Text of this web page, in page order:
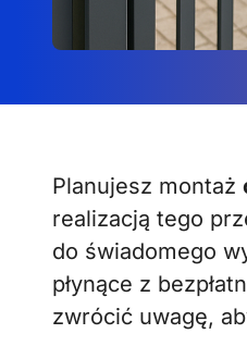
Planujesz montaż
realizacją tego
do świadomego
płynące z
zwrócić uwagę,